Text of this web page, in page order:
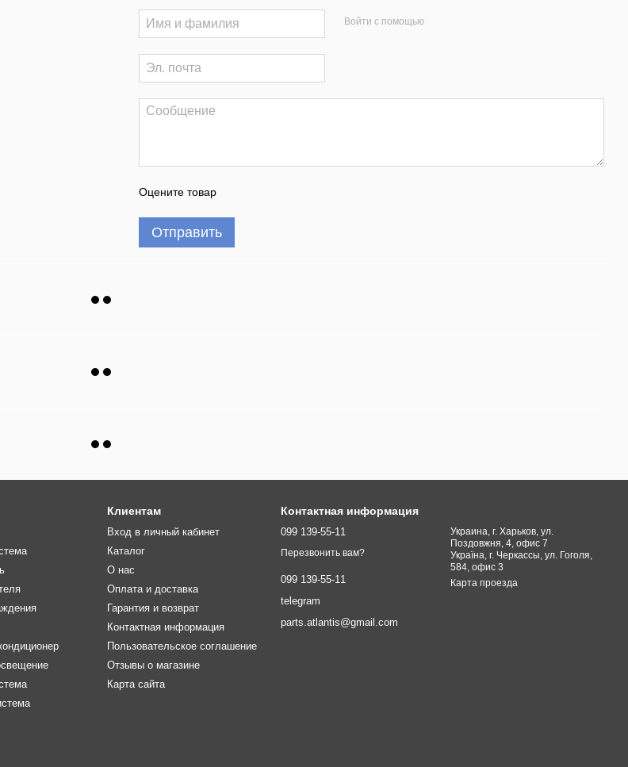
Войти с помощью
Оцените товар
Отправить
Клиентам
Вход в личный кабинет
Каталог
О нас
Оплата и доставка
Гарантия и возврат
Контактная информация
Пользовательское соглашение
Отзывы о магазине
Карта сайта
Контактная информация
099 139-55-11
Перезвонить вам?
099 139-55-11
telegram
parts.atlantis@gmail.com
Украина, г. Харьков, ул.
Поздовжня, 4, офис 7
Україна, г. Черкассы, ул. Гоголя,
584, офис 3
Карта проезда